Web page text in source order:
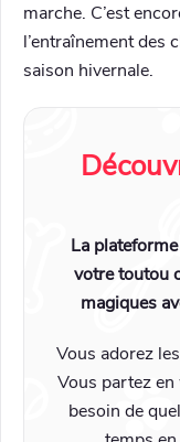
marche. C’est
l’entraînement des
saison hivernale.
La
votre toutou
magiques
Vous adorez
Vous partez en
besoin de